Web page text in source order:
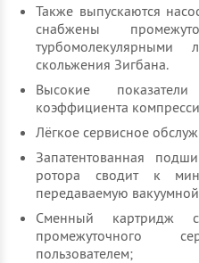
Также выпускаются
снабжены
скольжения Зигбана.
Высокие
коэффициента
Лёгкое сервисное
Запатентованная
ротора сводит к
передаваемую
Сменный картридж
промежуточного
пользователем;